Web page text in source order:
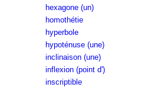
hexagone (un)
homothétie
hyperbole
hypoténuse (une)
inclinaison (une)
inflexion (point d')
inscriptible